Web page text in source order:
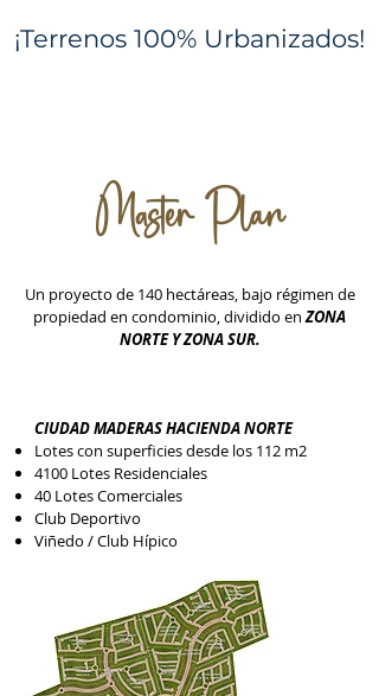
¡Terrenos 100% Urbanizados!
Master Plan
Un proyecto de 140 hectáreas, bajo régimen de
propiedad en condominio,dividido enZONA
NORTE Y ZONA SUR.
CIUDAD MADERAS HACIENDA NORTE
Lotes con superficies desde los 112 m2
4100 Lotes Residenciales
40 Lotes Comerciales
Club Deportivo
Viñedo / Club Hípico